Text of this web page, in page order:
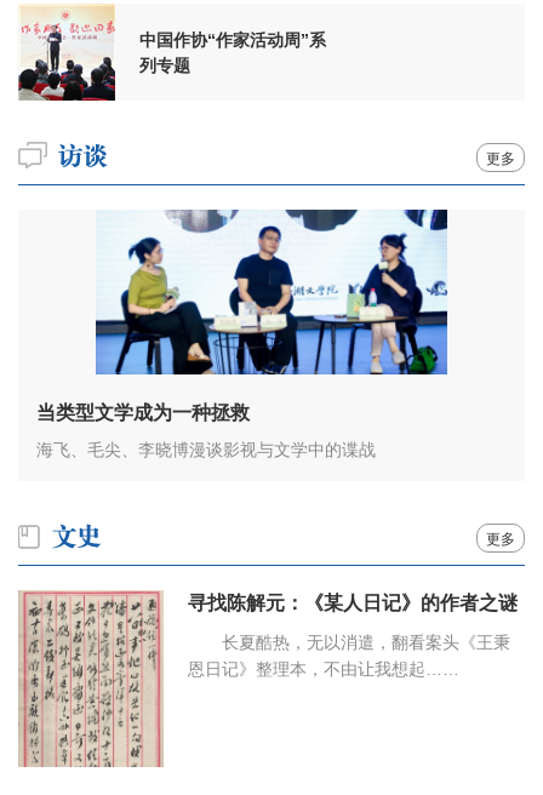
中国作协“作家活动周”系
列专题
更多
当类型文学成为一种拯救
海飞、毛尖、李晓博漫谈影视与文学中的谍战
更多
寻找陈解元：《某人日记》的作者之谜
长夏酷热，无以消遣，翻看案头《王秉
恩日记》整理本，不由让我想起……